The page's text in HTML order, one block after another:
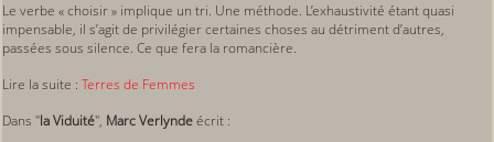
Le verbe « choisir » implique un tri. Une méthode. L’exhaustivité étant quasi
impensable, il s’agit de privilégier certaines choses au détriment d’autres,
passées sous silence. Ce que fera la romancière.
Lire la suite : Terres de Femmes
Dans "la Viduité", Marc Verlyndeécrit :